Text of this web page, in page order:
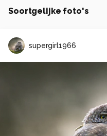
Soortgelijke foto's
supergirl1966